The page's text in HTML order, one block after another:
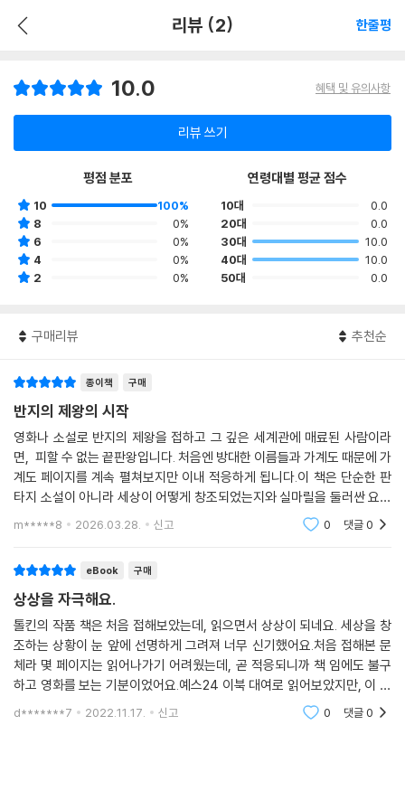
리뷰 (2) 한줄평
10.0 혜택 및 유의사항
리뷰 쓰기
평점 분포
10
100%
8
0%
6
0%
4
0%
2
0%
연령대별 평균 점수
10대
0.0
20대
0.0
30대
10.0
40대
10.0
50대
0.0
구매리뷰 추천순
종이책 구매
반지의 제왕의 시작
영화나 소설로 반지의 제왕을 접하고 그 깊은 세계관에 매료된 사람이라
면, 피할 수 없는 끝판왕입니다. 처음엔 방대한 이름들과 가계도 때문에 가
계도 페이지를 계속 펼쳐보지만 이내 적응하게 됩니다.이 책은 단순한 판
타지 소설이 아니라 세상이 어떻게 창조되었는지와 실마릴을 둘러싼 요정
들과 인간들의 비극적인 서사를 다룹니다. 이 이야기로 시작해서 영화의
m*****8 2026.03.28. 신고 0 댓글0
eBook 구매
상상을 자극해요.
톨킨의 작품 책은 처음 접해보았는데, 읽으면서 상상이 되네요. 세상을 창
조하는 상황이 눈 앞에 선명하게 그려져 너무 신기했어요.처음 접해본 문
체라 몇 페이지는 읽어나가기 어려웠는데, 곧 적응되니까 책 임에도 불구
하고 영화를 보는 기분이었어요.예스24 이북 대여로 읽어보았지만, 이 책
은 실물로 소장해 아이들에게도 읽히고 싶은 책이네요.왜 톨킨 톨킨 했는
d*******7 2022.11.17. 신고 0 댓글0